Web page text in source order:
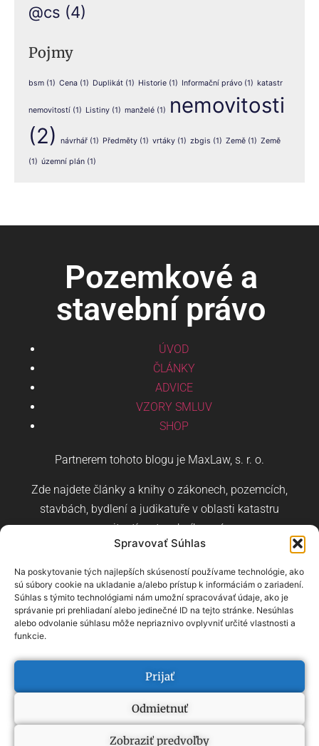
Spravovať Súhlas
Na poskytovanie tých najlepších skúseností používame technológie, ako
sú súbory cookie na ukladanie a/alebo prístup k informáciám o zariadení.
Súhlas s týmito technológiami nám umožní spracovávať údaje, ako je
správanie pri prehliadaní alebo jedinečné ID na tejto stránke. Nesúhlas
alebo odvolanie súhlasu môže nepriaznivo ovplyvniť určité vlastnosti a
funkcie.
Prijať
Odmietnuť
Zobraziť predvoľby
@cs (4)
Pojmy
bsm (1) Cena (1) Duplikát (1) Historie (1) Informační právo (1) katastr
nemovitostí (1) Listiny (1) manželé (1)
nemovitosti
(2)
návrhář (1) Předměty (1) vrtáky (1) zbgis (1) Země (1) Země
(1) územní plán (1)
Pozemkové a
stavební právo
ÚVOD
ČLÁNKY
ADVICE
VZORY SMLUV
SHOP
Partnerem tohoto blogu je MaxLaw, s. r. o.
Zde najdete články a knihy o zákonech, pozemcích,
stavbách, bydlení a judikatuře v oblasti katastru
nemovitostí a stavebního práva.
Slovenština Angličtina Němec
2022, ONDŘEJ HALAMA
WEBOVÉ STRÁNKY NA MÍRU OD VERTECO.DIGITAL